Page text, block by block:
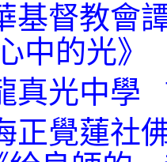
基督教會
中的光》
真光中學
覺蓮社